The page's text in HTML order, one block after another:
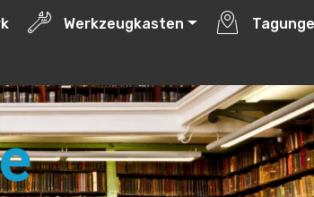
Werkzeugkasten
byITSP